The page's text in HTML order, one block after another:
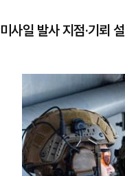
미사일 발사 지점·기뢰